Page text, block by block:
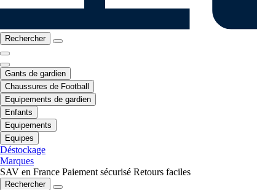
Rechercher
Gants de gardien
Chaussures de Football
Equipements de gardien
Enfants
Equipements
Equipes
Déstockage
Marques
SAV en France Paiement sécurisé Retours faciles
Rechercher